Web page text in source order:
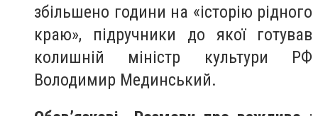
збільшено години на «історію рідного
краю», підручники до якої готував
колишній міністр культури РФ
Володимир Мединський.